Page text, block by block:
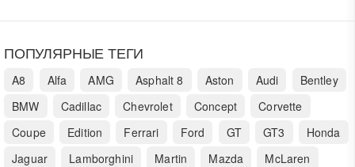
ПОПУЛЯРНЫЕ ТЕГИ
A8 Alfa AMG Asphalt 8 Aston Audi
Bentley
BMW
Cadillac Chevrolet Concept
Corvette
Coupe
Edition Ferrari Ford GT GT3
Honda
Jaguar
Lamborghini Martin Mazda
McLaren